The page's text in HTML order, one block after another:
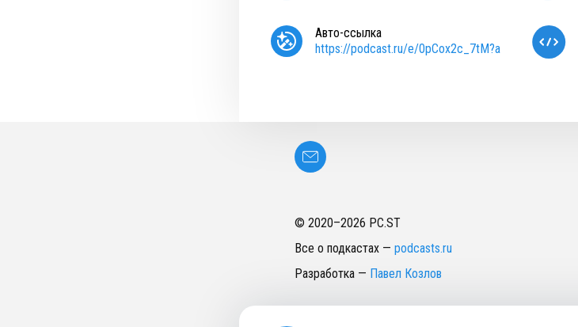
Авто-ссылка
https://podcast.ru/e/0pCox2c_7tM?a
© 2020–2026 PC.ST
Все о подкастах — podcasts.ru
Разработка — Павел Козлов